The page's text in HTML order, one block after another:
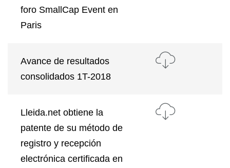
foro SmallCap Event en
Paris
Avance de resultados
consolidados 1T-2018
Lleida.net obtiene la
patente de su método de
registro y recepción
electrónica certificada en